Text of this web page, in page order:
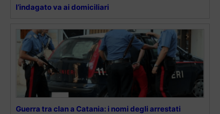
l’indagato va ai domiciliari
Guerra tra clan a Catania: i nomi degli arrestati